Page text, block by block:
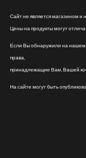
Сайт не является магазином и
Цены на продукты могут
Если Вы обнаружили на нашем
права,
принадлежащие Вам, Вашей
На сайте могут быть